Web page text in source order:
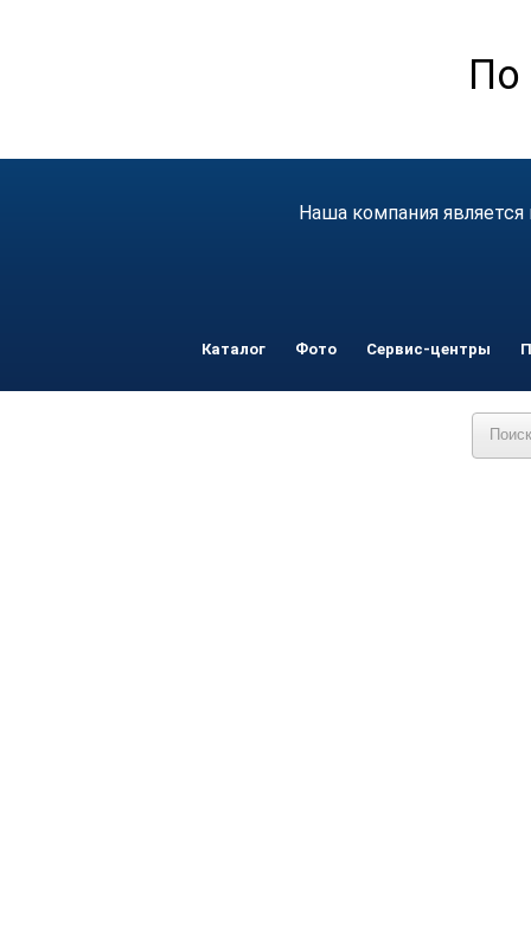
По
Наша компания
Каталог Фото Сервис-центры